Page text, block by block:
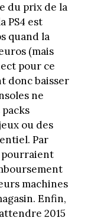
du prix de la
PS4 est
quand la
(mais
pour ce
donc baisser
ne
ou des
Par
machines
Enfin,
2015